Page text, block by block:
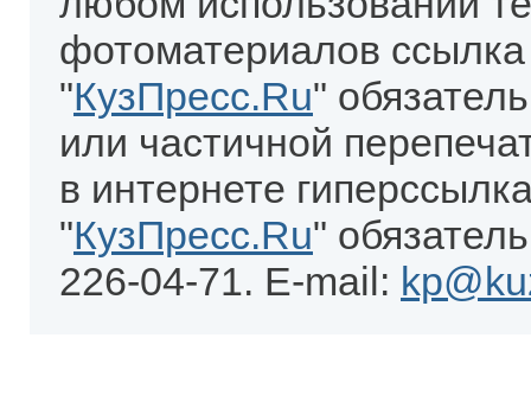
фотоматериалов
"КузПресс.Ru"
или частичной
в интернете
"КузПресс.Ru"
226-04-71. E-mail: